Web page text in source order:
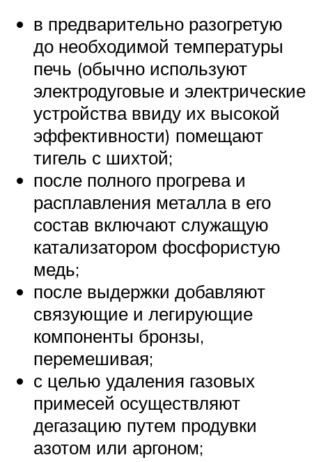
в предварительно разогретую
до необходимой температуры
печь (обычно используют
электродуговые и электрические
устройства ввиду их высокой
эффективности) помещают
тигель с шихтой;
после полного прогрева и
расплавления металла в его
состав включают служащую
катализатором фосфористую
медь;
после выдержки добавляют
связующие и легирующие
компоненты бронзы,
перемешивая;
с целью удаления газовых
примесей осуществляют
дегазацию путем продувки
азотом или аргоном;